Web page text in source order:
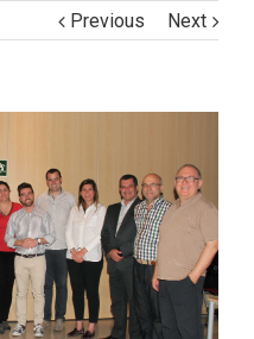
Previous Next